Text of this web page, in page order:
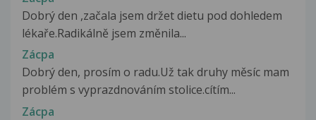
Dobrý den ,začala jsem držet dietu pod dohledem
lékaře.Radikálně jsem změnila...
Zácpa
Dobrý den, prosím o radu.Už tak druhy měsíc mam
problém s vyprazdnováním stolice.cítím...
Zácpa